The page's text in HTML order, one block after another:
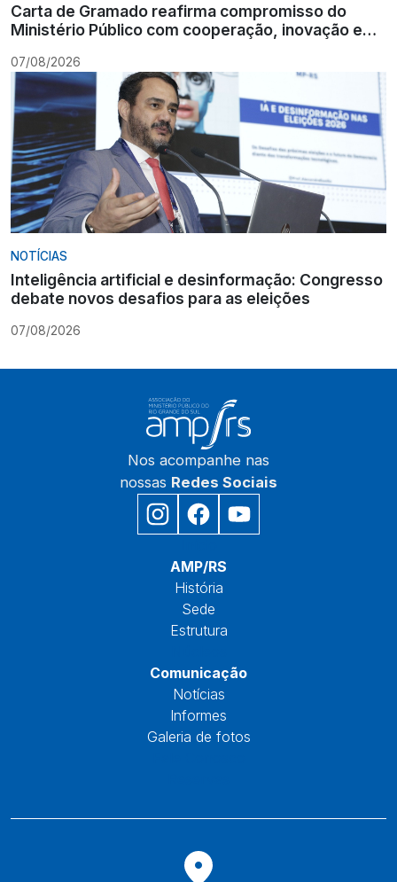
Carta de Gramado reafirma compromisso do
Ministério Público com cooperação, inovação e
07/08/2026
NOTÍCIAS
Inteligência artificial e desinformação: Congresso
debate novos desafios para as eleições
07/08/2026
Nos acompanhe nas
nossas Redes Sociais
AMP/RS
História
Sede
Estrutura
Comunicação
Notícias
Informes
Galeria de fotos